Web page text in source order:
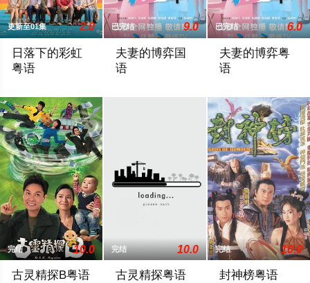
更新至01集 2.0
日落下的彩虹
粤语
已完结 9.0
夫妻的博弈国
语
已完结 6.0
夫妻的博弈粤
语
完结 10.0
古灵精探B粤语
完结 10.0
古灵精探粤语
完结 10.0
封神榜粤语